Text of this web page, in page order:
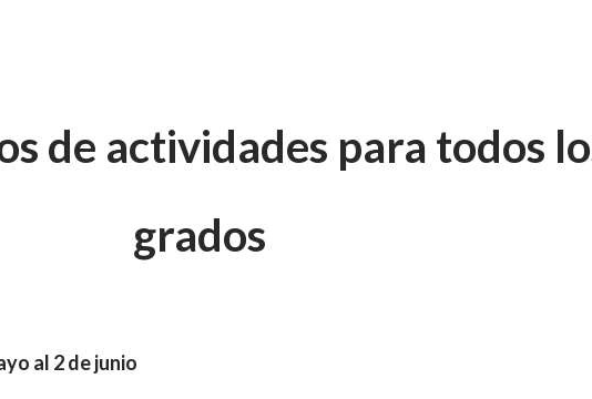
de actividades para todos
grados
al 2 de junio